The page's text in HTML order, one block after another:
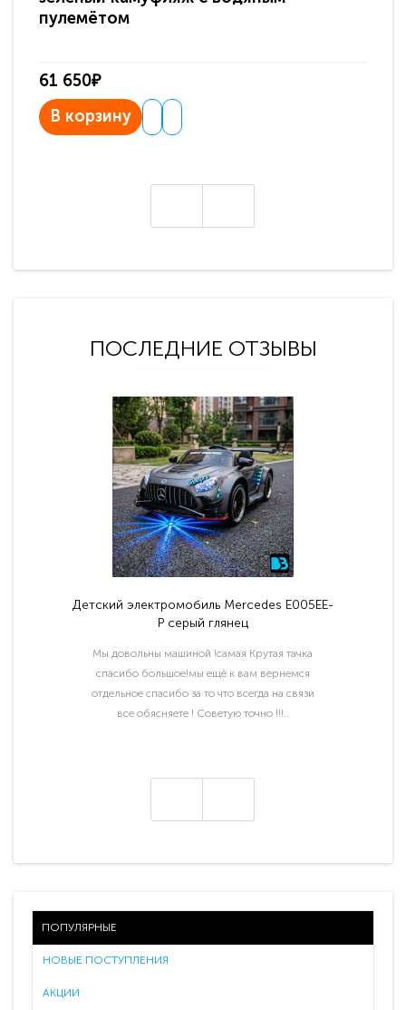
пулемётом
61 650₽
В корзину
ПОСЛЕДНИЕ ОТЗЫВЫ
Детский электромобиль Mercedes E005EE-
P серый глянец
Мы довольны машиной !самая Крутая тачка
спасибо большое!мы ещё к вам вернемся
отдельное спасибо за то что всегда на связи
все обясняете ! Советую точно !!!..
ПОПУЛЯРНЫЕ
НОВЫЕ ПОСТУПЛЕНИЯ
АКЦИИ